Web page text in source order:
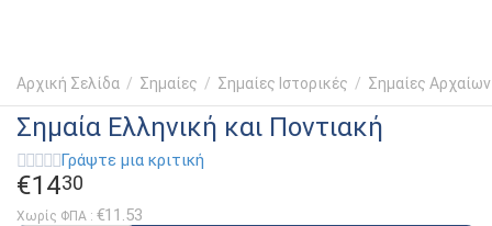
Αρχική Σελίδα / Σημαίες / Σημαίες Ιστορικές / Σημαίες
Σημαία Ελληνική και Ποντιακή
Γράψτε μια κριτική
€1430
Χωρίς ΦΠΑ : €11.53